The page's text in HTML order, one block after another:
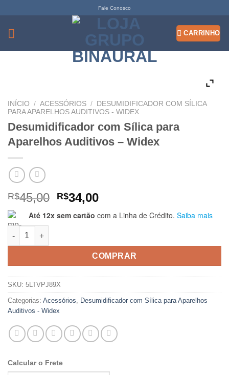
content
Fale Conosco
INÍCIO / ACESSÓRIOS / DESUMIDIFICADOR COM SÍLICA
PARA APARELHOS AUDITIVOS - WIDEX
Desumidificador com Sílica para
Aparelhos Auditivos – Widex
R$45,00 O
preço
original
R$45,00.
R$34,00O
preço
atual
R$34,00.
Até 12x sem cartão com a Linha de Crédito. Saiba mais
Desumidificador com Sílica para Aparelhos Auditivos - Widex
COMPRAR
SKU: 5LTVPJ89X
Categorias: Acessórios
Desumidificador com Sílica para Aparelhos
Auditivos - Widex
Calcular o Frete